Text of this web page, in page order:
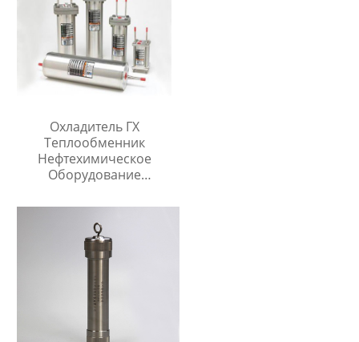
Охладитель ГХ
Теплообменник
Нефтехимическое
Оборудование